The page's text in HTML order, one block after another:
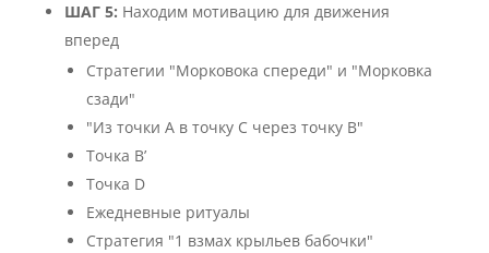
ШАГ 5: Находим мотивацию для движения
вперед
Стратегии "Морковока спереди" и "Морковка
сзади"
"Из точки A в точку C через точку B"
Точка B’
Точка D
Ежедневные ритуалы
Стратегия "1 взмах крыльев бабочки"